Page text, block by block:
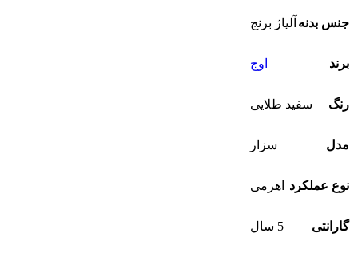
جنس بدنه آلیاژ برنج
برند اوج
رنگ سفید طلایی
مدل سزار
نوع عملکرد اهرمی
گارانتی 5 سال